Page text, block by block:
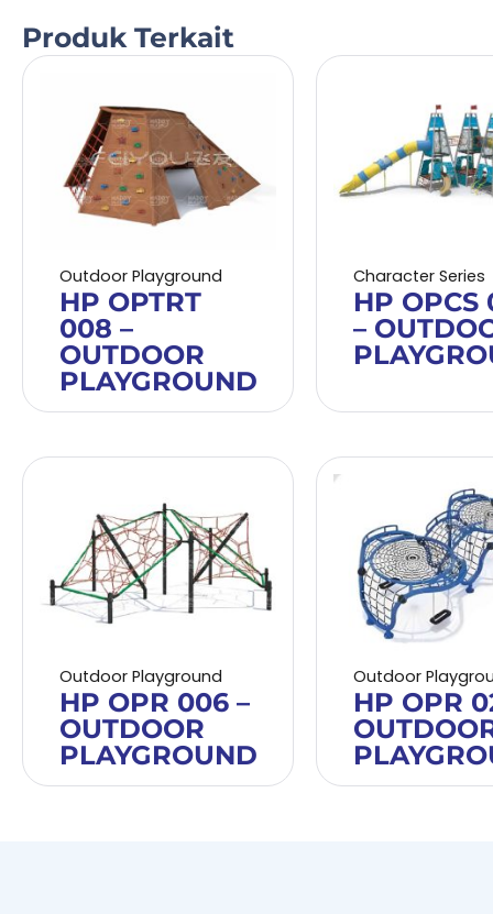
Produk Terkait
Outdoor Playground
HP OPTRT
008 –
OUTDOOR
PLAYGROUND
Character Series
HP OPCS
–
Outdoor Playground
HP OPR 006 –
OUTDOOR
PLAYGROUND
Outdoor
HP OPR